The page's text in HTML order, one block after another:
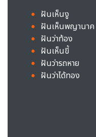
ฝันเห็นงู
ฝันเห็นพญานาค
ฝันว่าท้อง
ฝันเห็นขี้
ฝันว่ารถหาย
ฝันว่าได้ทอง